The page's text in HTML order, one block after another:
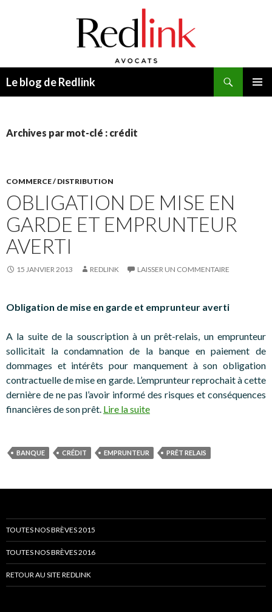
Le blog de Redlink
Archives par mot-clé : crédit
COMMERCE / DISTRIBUTION
OBLIGATION DE MISE EN
GARDE ET EMPRUNTEUR
AVERTI
15 JANVIER 2013 REDLINK LAISSER UN COMMENTAIRE
Obligation de mise en garde et emprunteur averti
A la suite de la souscription à un prêt-relais, un emprunteur
sollicitait la condamnation de la banque en paiement de
dommages et intérêts pour manquement à son obligation
contractuelle de mise en garde. L’emprunteur reprochait à cette
dernière de ne pas l’avoir informé des risques et conséquences
financières de son prêt. Lire la suite
BANQUE CRÉDIT EMPRUNTEUR PRÊT RELAIS
TOUTES NOS BRÈVES 2015
TOUTES NOS BRÈVES 2016
RETOUR AU SITE REDLINK